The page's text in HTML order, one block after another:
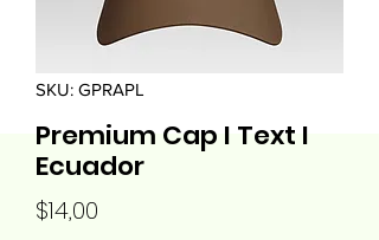
SKU: GPRAPL
Premium Cap I Text I
Ecuador
$14,00